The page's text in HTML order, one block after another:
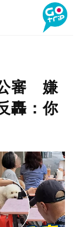
審 嫌
轟：你